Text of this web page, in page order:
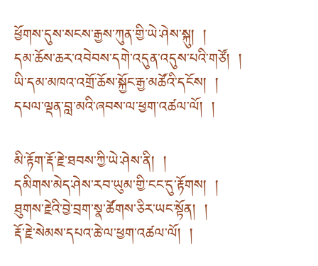
ཕྱོགས་དུས་སངས་རྒྱས་ཀུན་གྱི་ཡེ་ཤེས་སྐུ། །
དམ་ཆོས་ཆར་འབེབས་དགེ་འདུན་འདུས་པའི་གཙོ། །
ཡི་དམ་མཁའ་འགྲོ་ཆོས་སྐྱོང་རྒྱ་མཚོའི་དངོས། །
དཔལ་ལྡན་བླ་མའི་ཞབས་ལ་ཕྱག་འཚལ་ལོ། །
མི་རྟོག་རྡོ་རྗེ་ཐབས་ཀྱི་ཡེ་ཤེས་ནི། །
དམིགས་མེད་ཤེས་རབ་ཡུམ་གྱི་ངང་དུ་རྟོགས། །
ཐུགས་རྗེའི་བྱེ་བྲག་སྣ་ཚོགས་ཅིར་ཡང་སྟོན། །
རྡོ་རྗེ་སེམས་དཔའ་ཆེ་ལ་ཕྱག་འཚལ་ལོ། །